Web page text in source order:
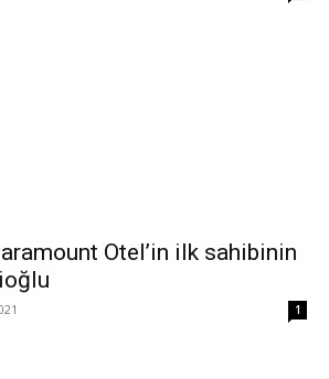
Otel’in ilk sahibinin
1